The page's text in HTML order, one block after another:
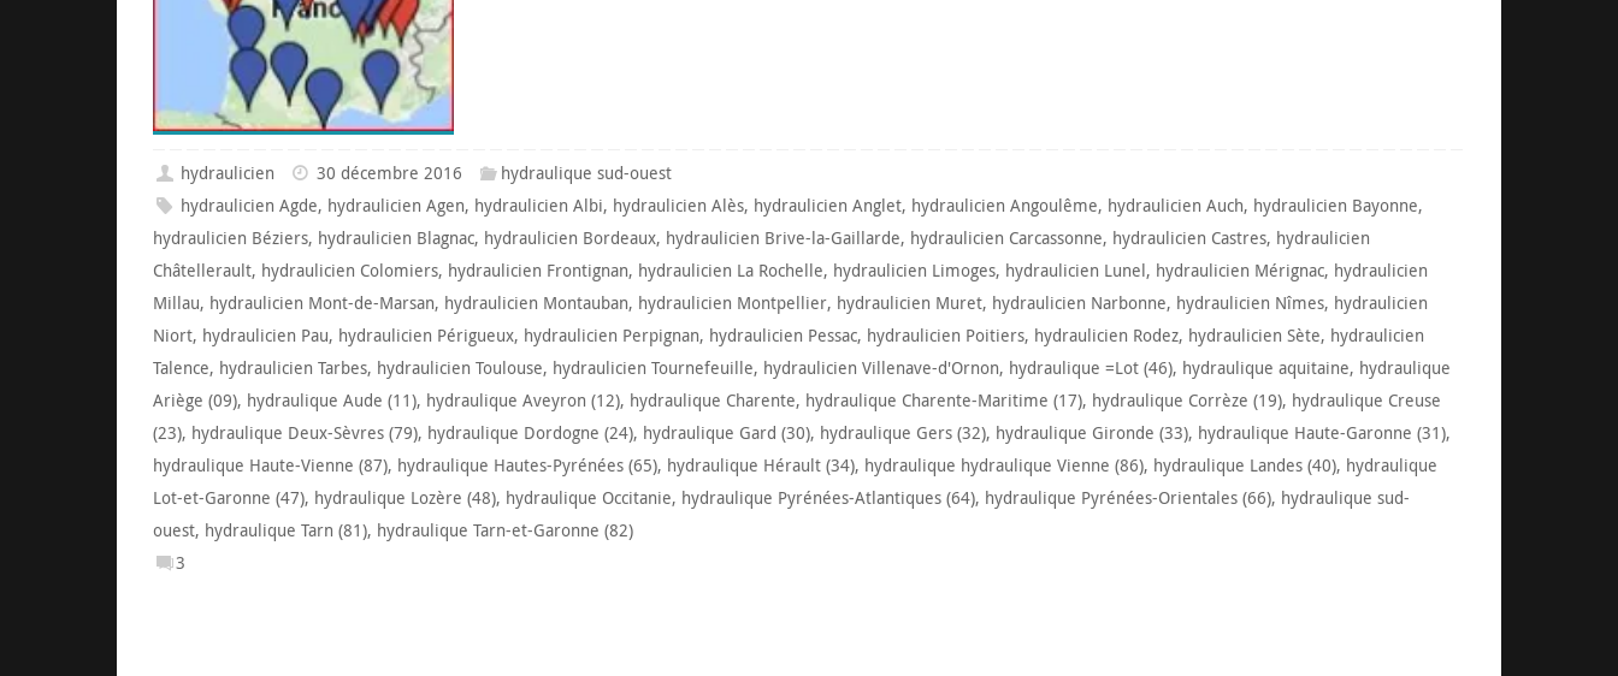
hydraulicien 30 décembre 2016
hydraulique sud-ouest
hydraulicien Agde, hydraulicien Agen, hydraulicien Albi, hydraulicien Alès, hydraulicien Anglet, hydraulicien Angoulême, hydraulicien Auch, hydraulicien Bayonne,
hydraulicien Béziers, hydraulicien Blagnac, hydraulicien Bordeaux, hydraulicien Brive-la-Gaillarde, hydraulicien Carcassonne, hydraulicien Castres, hydraulicien
Châtellerault, hydraulicien Colomiers, hydraulicien Frontignan, hydraulicien La Rochelle, hydraulicien Limoges, hydraulicien Lunel, hydraulicien Mérignac, hydraulicien
Millau, hydraulicien Mont-de-Marsan, hydraulicien Montauban, hydraulicien Montpellier, hydraulicien Muret, hydraulicien Narbonne, hydraulicien Nîmes, hydraulicien
Niort, hydraulicien Pau, hydraulicien Périgueux, hydraulicien Perpignan, hydraulicien Pessac, hydraulicien Poitiers, hydraulicien Rodez, hydraulicien Sète, hydraulicien
Talence, hydraulicien Tarbes, hydraulicien Toulouse, hydraulicien Tournefeuille, hydraulicien Villenave-d'Ornon, hydraulique =Lot (46), hydraulique aquitaine, hydraulique
Ariège (09), hydraulique Aude (11), hydraulique Aveyron (12), hydraulique Charente, hydraulique Charente-Maritime (17), hydraulique Corrèze (19), hydraulique Creuse
(23), hydraulique Deux-Sèvres (79), hydraulique Dordogne (24), hydraulique Gard (30), hydraulique Gers (32), hydraulique Gironde (33), hydraulique Haute-Garonne (31),
hydraulique Haute-Vienne (87), hydraulique Hautes-Pyrénées (65), hydraulique Hérault (34), hydraulique hydraulique Vienne (86), hydraulique Landes (40), hydraulique
Lot-et-Garonne (47), hydraulique Lozère (48), hydraulique Occitanie, hydraulique Pyrénées-Atlantiques (64), hydraulique Pyrénées-Orientales (66), hydraulique sud-
ouest, hydraulique Tarn (81), hydraulique Tarn-et-Garonne (82)
3